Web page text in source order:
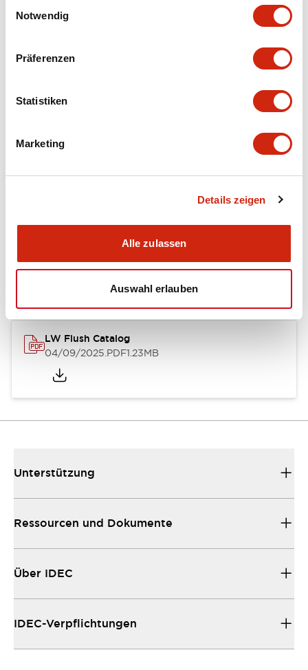
Notwendig
Präferenzen
Statistiken
Marketing
Details zeigen
Alle zulassen
Auswahl erlauben
Mounting and Installation Specifications
Kataloge & Broschüren Genehmigungen & Standards
LW Flush Catalog
04/09/2025.PDF1.23MB
Unterstützung
Ressourcen und Dokumente
Über IDEC
IDEC-Verpflichtungen